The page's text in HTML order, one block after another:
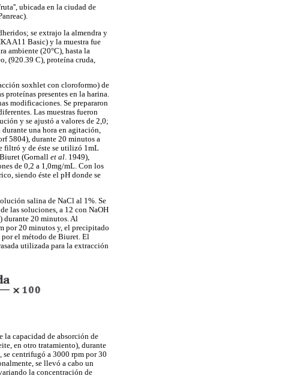
ubicada en la ciudad de
se extrajo la almendra y
A11 Basic) y la muestra fue
ambiente (20°C), hasta la
(920.39 C), proteína cruda,
soxhlet con cloroformo) de
proteínas presentes en la harina.
modificaciones. Se prepararon
Las muestras fueron
y se ajustó a valores de 2,0;
una hora en agitación,
5804), durante 20 minutos a
filtró y de éste se utilizó 1mL
(Gornall et al. 1949),
de 0,2 a 1,0mg/mL. Con los
siendo éste el pH donde se
salina de NaCl al 1%. Se
las soluciones, a 12 con NaOH
durante 20 minutos. Al
por 20 minutos y, el precipitado
por el método de Biuret. El
utilizada para la extracción
la capacidad de absorción de
en otro tratamiento), durante
se centrifugó a 3000 rpm por 30
se llevó a cabo un
la concentración de